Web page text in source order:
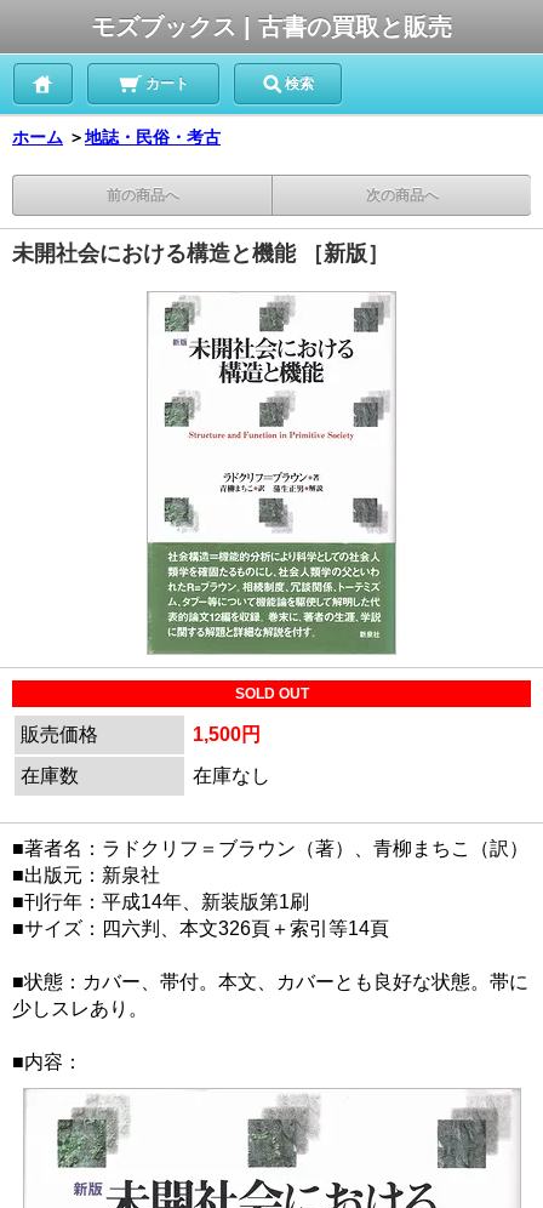
モズブックス | 古書の買取と販売
カート 検索
ホーム ＞地誌・民俗・考古
前の商品へ 次の商品へ
未開社会における構造と機能 ［新版］
SOLD OUT
販売価格
1,500円
在庫数
在庫なし
■著者名：ラドクリフ＝ブラウン（著）、青柳まちこ（訳）
■出版元：新泉社
■刊行年：平成14年、新装版第1刷
■サイズ：四六判、本文326頁＋索引等14頁
■状態：カバー、帯付。本文、カバーとも良好な状態。帯に
少しスレあり。
■内容：